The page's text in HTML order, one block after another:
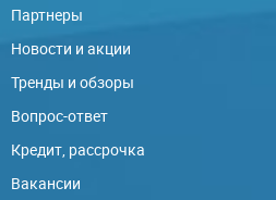
Партнеры
Новости и акции
Тренды и обзоры
Вопрос-ответ
Кредит, рассрочка
Вакансии